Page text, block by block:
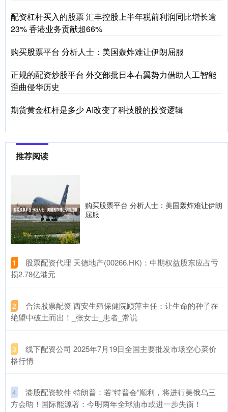
配资杠杆买入的股票 汇丰控股上半年税前利润同比增长逾
23% 香港业务贡献超66%
购买股票平台 分析人士：美国轰炸难让伊朗屈服
正规的配资炒股平台 外交部批日本右翼势力借助人工智能
歪曲侵华历史
期货黄金杠杆是多少 AI改变了科技股的投资逻辑
推荐阅读
购买股票平台 分析人士：美国轰炸难让伊朗
屈服
1
​股票配资代理 天德地产(00266.HK)：中期权益股东应占亏
损2.78亿港元
2
​合法股票配资 西安生殖保健院顾萍主任：让生命的种子在
绝望中破土而出！_张女士_患者_常说
3
​线下配资公司 2025年7月19日全国主要批发市场空心菜价
格行情
4
​港股配资软件 特朗普：若“特普会”顺利，将进行美俄乌三
方会晤！国际能源署：今明两年全球油市或进一步失衡！